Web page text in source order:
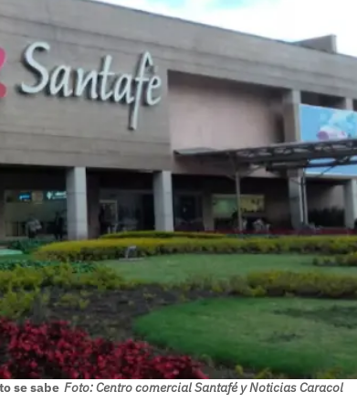
se sabe Foto: Centro comercial Santafé y Noticias Caracol